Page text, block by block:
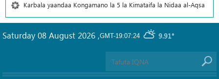
Karbala yaandaa Kongamano la 5 la Kimataifa la Nidaa al-Aqsa
GMT-19:07:24 9.91°
Saturday 08 August 2026 ,